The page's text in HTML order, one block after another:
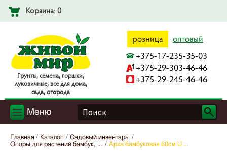
Корзина: 0
Гpyнты, ceмeнa, гopшки,
лyкoвичныe, вce для дoмa,
caдa, oгopoдa
розница оптовый
+375-17-235-35-03
+375-29-303-46-46
+375-29-245-46-46
Меню
Главная Каталог
Садовый инвентарь
Опоры для растений бамбук, ...
Арка бамбуковая 60см U ...